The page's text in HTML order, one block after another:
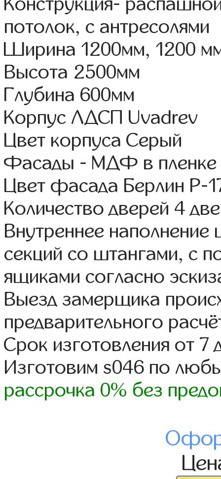
Конструкция-
потолок, с антресолями
Ширина 1200мм, 1200
Высота 2500мм
Глубина 600мм
Корпус ЛДСП Uvadrev
Цвет корпуса Серый
Фасады - МДФ в
Цвет фасада Берлин Р-
Количество дверей 4
Внутреннее
секций со штангами, с
ящиками согласно
Выезд замерщика
предварительного
Срок изготовления от 7
Изготовим s046 по
рассрочка 0% без